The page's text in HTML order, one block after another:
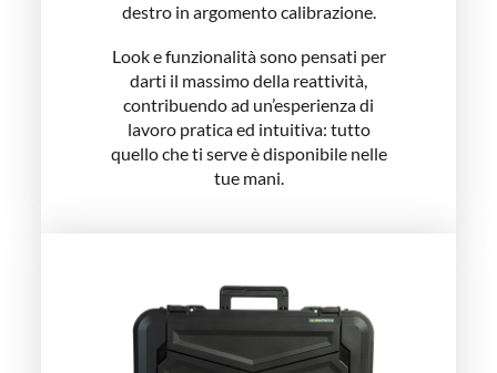
destro in argomento calibrazione.
Look e funzionalità sono pensati per
darti il massimo della reattività,
contribuendo ad un’esperienza di
lavoro pratica ed intuitiva: tutto
quello che ti serve è disponibile nelle
tue mani.